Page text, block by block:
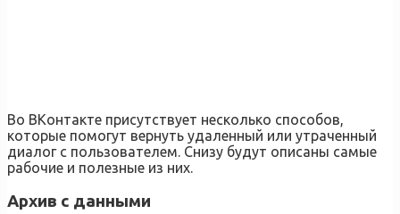
Во ВКонтакте присутствует несколько способов,
которые помогут вернуть удаленный или утраченный
диалог с пользователем. Снизу будут описаны самые
рабочие и полезные из них.
Архив с данными